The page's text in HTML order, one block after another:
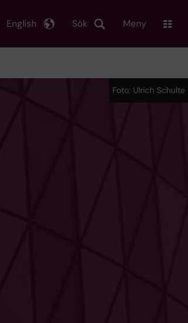
Sök
English Meny
Foto: Ulrich Schulte